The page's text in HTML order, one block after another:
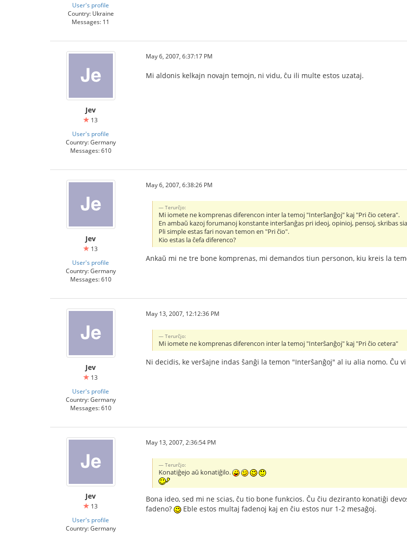
User's profile
Country: Ukraine
Messages: 11
Jev
13
User's profile
Country: Germany
Messages: 610
May 6, 2007, 6:37:17 PM
Mi aldonis kelkajn novajn temojn, ni vidu, ĉu ili multe estos uzataj.
Jev
13
User's profile
Country: Germany
Messages: 610
May 6, 2007, 6:38:26 PM
Terurĉjo:
Mi iomete ne komprenas diferencon inter la temoj "Interŝanĝoj" kaj "Pri ĉio cetera".
En ambaŭ kazoj forumanoj konstante interŝanĝas pri ideoj, opinioj, pensoj, skribas
Pli simple estas fari novan temon en "Pri ĉio".
Kio estas la ĉefa diferenco?
Ankaŭ mi ne tre bone komprenas, mi demandos tiun personon, kiu kreis la
Jev
13
User's profile
Country: Germany
Messages: 610
May 13, 2007, 12:12:36 PM
Terurĉjo:
Mi iomete ne komprenas diferencon inter la temoj "Interŝanĝoj" kaj "Pri ĉio cetera"
Ni decidis, ke verŝajne indas ŝanĝi la temon "Interŝanĝoj" al iu alia nomo. Ĉu
Jev
13
User's profile
Country: Germany
May 13, 2007, 2:36:54 PM
Terurĉjo:
Konatiĝejo aŭ konatiĝilo.
Bona ideo, sed mi ne scias, ĉu tio bone funkcios. Ĉu ĉiu deziranto konatiĝi
fadeno?
Eble estos multaj fadenoj kaj en ĉiu estos nur 1-2 mesaĝoj.